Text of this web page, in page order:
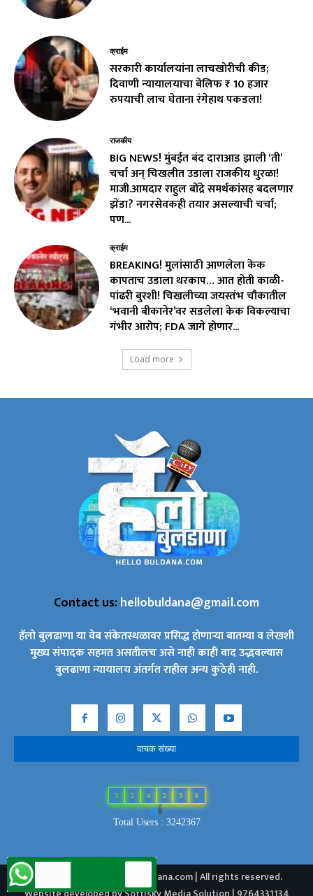
क्राईम
सरकारी कार्यालयांना लाचखोरीची कीड;
दिवाणी न्यायालयाचा बेलिफ ₹ 10 हजार
रुपयाची लाच घेताना रंगेहाथ पकडला!
राजकीय
BIG NEWS! मुंबईत बंद दाराआड झाली ‘ती’
चर्चा अन् चिखलीत उडाला राजकीय धुरळा!
माजी.आमदार राहुल बोंद्रे समर्थकांसह बदलणार
झेंडा? नगरसेवकही तयार असल्याची चर्चा;
पण...
क्राईम
BREAKING! मुलांसाठी आणलेला केक
कापताच उडाला थरकाप… आत होती काळी-
पांढरी बुरशी! चिखलीच्या जयस्तंभ चौकातील
‘भवानी बीकानेर’वर सडलेला केक विकल्याचा
गंभीर आरोप; FDA जागे होणार...
Load more
Contact us:hellobuldana@gmail.com
हॅलो बुलढाणा या वेब संकेतस्थळावर प्रसिद्ध होणाऱ्या बातम्या व लेखशी
मुख्य संपादक सहमत असतीलच असे नाही काही वाद उद्भवल्यास
बुलढाणा न्यायालय अंतर्गत राहील अन्य कुठेही नाही.
वाचक संख्या
3 2 4 2 3 6
Total Users : 3242367
2024 © Copyright - Hellobuldana.com | All rights reserved.